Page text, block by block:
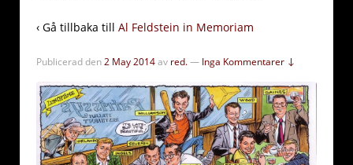
‹ Gå tillbaka till Al Feldstein in Memoriam
Publicerad den2 May 2014av red.— Inga Kommentarer ↓